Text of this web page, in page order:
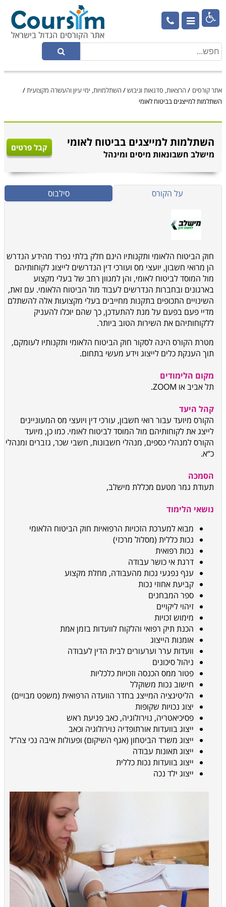

אתר קורסים / הרצאות, סדנאות וגיבוש/ השתלמויות, ימי עיון והעשרה מקצועית/
השתלמות למייצגים בביטוח לאומי
השתלמות למייצגים בביטוח לאומי
מישלב חשבונאות מיסים ומינהל
קבל פרטים
על הקורס סילבוס
חוק הביטוח הלאומי ותקנותיו הינם חלק בלתי נפרד מהידע הנדרש
הן מרואי חשבון, יועצי מס ועורכי דין הנדרשים לייצוג לקוחותיהם
מול המוסד לביטוח לאומי, והן למגוון רחב של בעלי מקצוע
בארגונים ובחברות הנדרשים לעבוד מול הביטוח הלאומי. עם זאת,
השינויים התכופים בתקנות מחייבים בעלי מקצועות אלה להשתלם
מדיי פעם בפעם על מנת להתעדכן, כך שהם יוכלו להעניק
ללקוחותיהם את השירות הטוב ביותר.
מטרת הקורס הינה לסקור חוק הביטוח הלאומי ותקנותיו לעומקם,
תוך הענקת כלים לייצוג וידע מעשי בתחום.
מקום הלימודים
תל אביב או ZOOM.
קהל היעד
הקורס מיועד עבור רואי חשבון, עורכי דין ויועצי מס המעוניינים
לייצג את לקוחותיהם מול המוסד לביטוח לאומי. כמו כן, מיועד
הקורס למנהלי כספים, מנהלי חשבונות, חשבי שכר, גזברים ומנהלי
כ“א.
הסמכה
תעודת גמר מטעם מכללת מישלב,
נושאי הלימוד
מבוא למערכת הזכויות הרפואיות חוק הביטוח הלאומי
נכות כללית (מסלול מרכזי)
נכות רפואית
דרגת אי כושר עבודה
ענף נפגעי נכות מהעבודה, מחלת מקצוע
קביעת אחוזי נכות
ספר המבחנים
זיהוי ליקויים
מימוש זכויות
הכנת תיק רפואי והלקוח לוועדות בזמן אמת
אומנות הייצוג
וועדות ערר וערעורים לבית הדין לעבודה
ניהול סיכונים
פטור ממס הכנסה וזכויות כלכליות
חישוב נכות משוקלל
הליטיגציה המייצג בחדר הוועדה הרפואית (משפט מבויים)
יצוג נכויות שקופות
פסיכיאטריה, נוירולוגיה, כאב פגיעת ראש
ייצוג בוועדות אורתופדיה נוירולוגיה וכאב
ייצוג משרד הביטחון (אגף השיקום) ופעולות איבה נכי צה”ל
ייצוג תאונות עבודה
ייצוג בוועדות נכות כללית
ייצוג ילד נכה